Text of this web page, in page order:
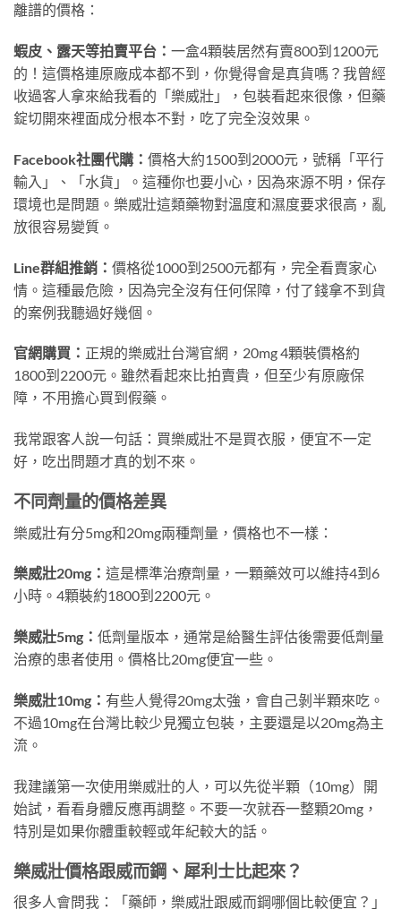
離譜的價格：
蝦皮、露天等拍賣平台： 一盒4顆裝居然有賣800到1200元
的！這價格連原廠成本都不到，你覺得會是真貨嗎？我曾經
收過客人拿來給我看的「樂威壯」，包裝看起來很像，但藥
錠切開來裡面成分根本不對，吃了完全沒效果。
Facebook社團代購： 價格大約1500到2000元，號稱「平行
輸入」、「水貨」。這種你也要小心，因為來源不明，保存
環境也是問題。樂威壯這類藥物對溫度和濕度要求很高，亂
放很容易變質。
Line群組推銷： 價格從1000到2500元都有，完全看賣家心
情。這種最危險，因為完全沒有任何保障，付了錢拿不到貨
的案例我聽過好幾個。
官網購買： 正規的樂威壯台灣官網，20mg 4顆裝價格約
1800到2200元。雖然看起來比拍賣貴，但至少有原廠保
障，不用擔心買到假藥。
我常跟客人說一句話：買樂威壯不是買衣服，便宜不一定
好，吃出問題才真的划不來。
不同劑量的價格差異
樂威壯有分5mg和20mg兩種劑量，價格也不一樣：
樂威壯20mg： 這是標準治療劑量，一顆藥效可以維持4到6
小時。4顆裝約1800到2200元。
樂威壯5mg： 低劑量版本，通常是給醫生評估後需要低劑量
治療的患者使用。價格比20mg便宜一些。
樂威壯10mg： 有些人覺得20mg太強，會自己剝半顆來吃。
不過10mg在台灣比較少見獨立包裝，主要還是以20mg為主
流。
我建議第一次使用樂威壯的人，可以先從半顆（10mg）開
始試，看看身體反應再調整。不要一次就吞一整顆20mg，
特別是如果你體重較輕或年紀較大的話。
樂威壯價格跟威而鋼、犀利士比起來？
很多人會問我：「藥師，樂威壯跟威而鋼哪個比較便宜？」